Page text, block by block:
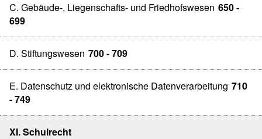
C. Gebäude-, Liegenschafts- und Friedhofswesen 650 -
699
D. Stiftungswesen 700 - 709
E. Datenschutz und elektronische Datenverarbeitung 710
- 749
XI. Schulrecht